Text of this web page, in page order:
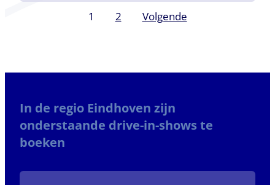
1 2 Volgende
In de regio Eindhoven zijn
onderstaande drive-in-shows te
boeken